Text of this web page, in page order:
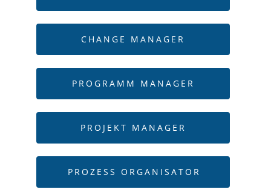
CHANGE MANAGER
PROGRAMM MANAGER
PROJEKT MANAGER
PROZESS ORGANISATOR